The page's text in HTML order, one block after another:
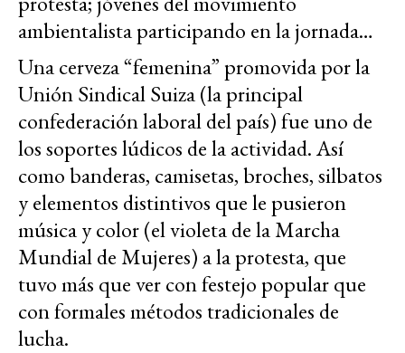
ambientalista participando en la jornada…
Una cerveza “femenina” promovida por la
Unión Sindical Suiza (la principal
confederación laboral del país) fue uno de
los soportes lúdicos de la actividad. Así
como banderas, camisetas, broches, silbatos
y elementos distintivos que le pusieron
música y color (el violeta de la Marcha
Mundial de Mujeres) a la protesta, que
tuvo más que ver con festejo popular que
con formales métodos tradicionales de
lucha.